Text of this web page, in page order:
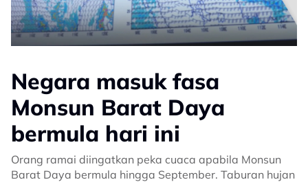
Negara masuk fasa
Monsun Barat Daya
bermula hari ini
Orang ramai diingatkan peka cuaca apabila Monsun
Barat Daya bermula hingga September. Taburan hujan